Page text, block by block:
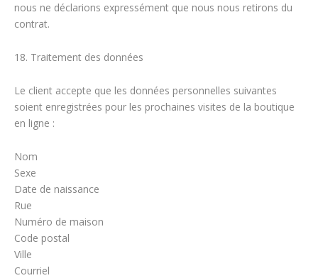
nous ne déclarions expressément que nous nous retirons du
contrat.
18. Traitement des données
Le client accepte que les données personnelles suivantes
soient enregistrées pour les prochaines visites de la boutique
en ligne :
Nom
Sexe
Date de naissance
Rue
Numéro de maison
Code postal
Ville
Courriel